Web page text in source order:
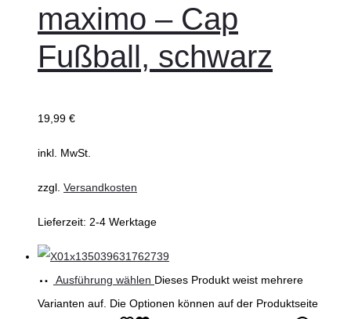
maximo – Cap
Fußball, schwarz
19,99 €
inkl. MwSt.
zzgl. Versandkosten
Lieferzeit: 2-4 Werktage
Ausführung wählen Dieses Produkt weist mehrere
Varianten auf. Die Optionen können auf der Produktseite